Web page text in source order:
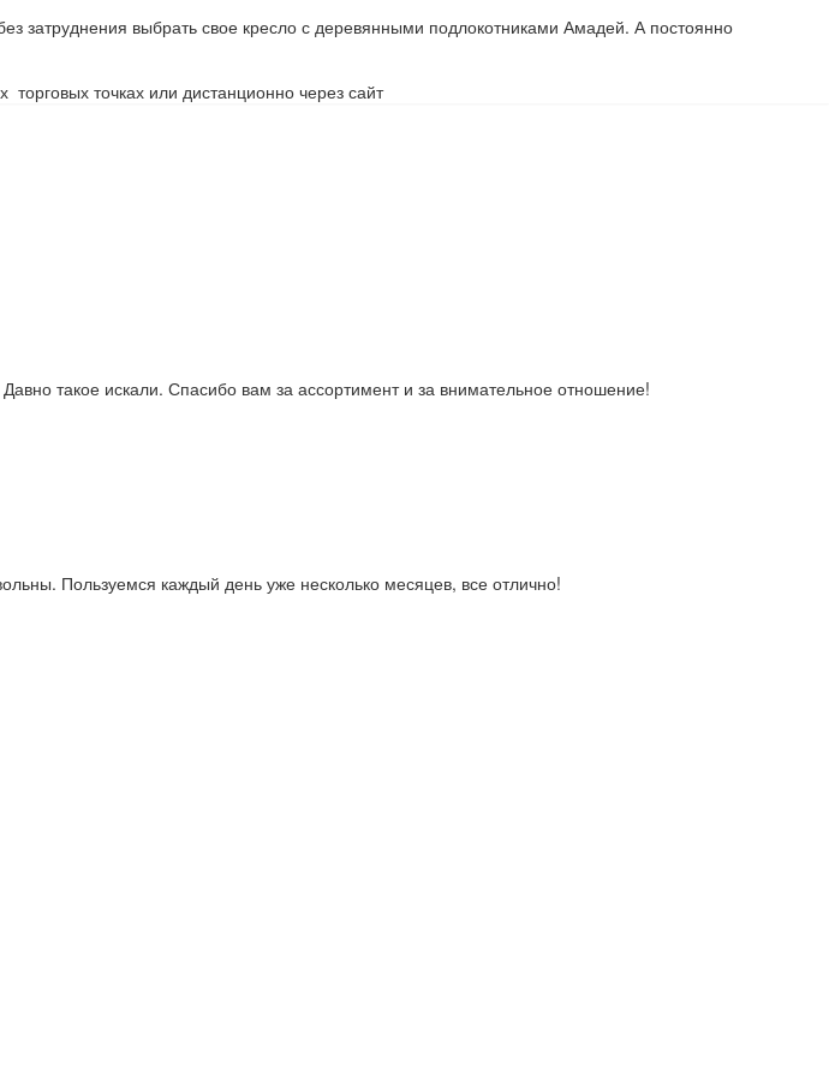
затруднения выбрать свое кресло с деревянными подлокотниками Амадей. А постоянно
точках или дистанционно через сайт
такое искали. Спасибо вам за ассортимент и за внимательное отношение!
Пользуемся каждый день уже несколько месяцев, все отлично!